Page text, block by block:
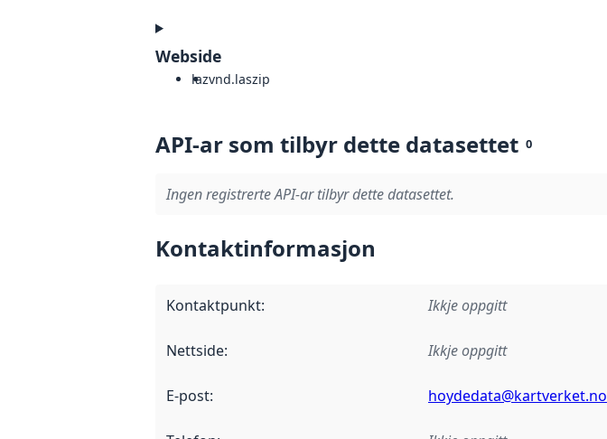
Webside
lazvnd.laszip
API-ar som tilbyr dette datasettet 0
Ingen registrerte API-ar tilbyr dette datasettet.
Kontaktinformasjon
Kontaktpunkt: Ikkje oppgitt
Nettside: Ikkje oppgitt
E-post: hoydedata@kartverket.no